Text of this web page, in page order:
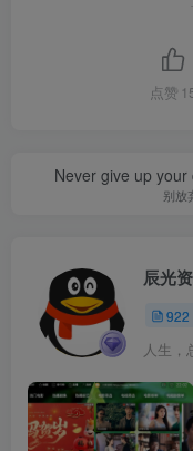
点赞
Never give up
别放
辰光
922
人生